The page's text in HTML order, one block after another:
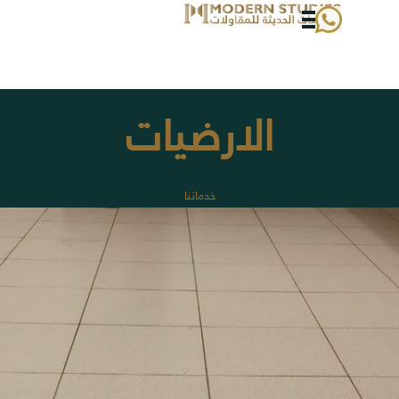
الذهاب إلى المحتوىتخطي القائمة
الارضيات
خدماتنا